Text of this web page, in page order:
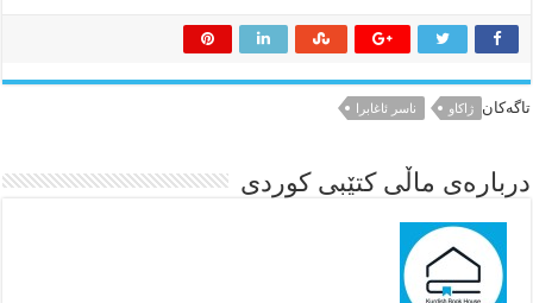
تاگەکان ژاکاو ناسر ئاغابرا
درباره‌ی ماڵی کتێبی کوردی